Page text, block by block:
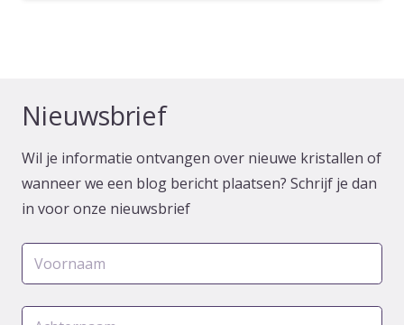
Nieuwsbrief
Wil je informatie ontvangen over nieuwe kristallen of
wanneer we een blog bericht plaatsen? Schrijf je dan
in voor onze nieuwsbrief